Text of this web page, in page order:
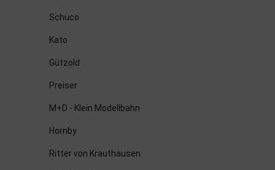
Schuco
Kato
Gützold
Preiser
M+D - Klein Modellbahn
Hornby
Ritter von Krauthausen